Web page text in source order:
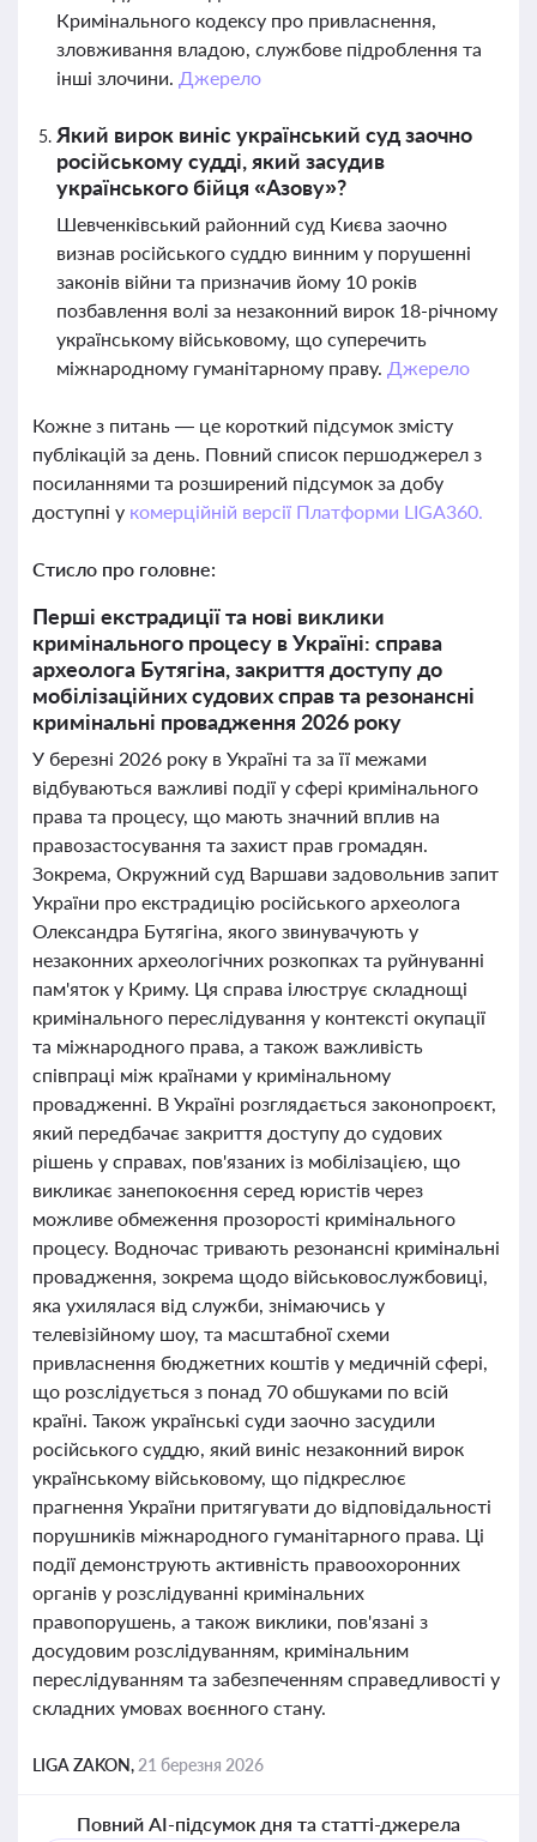
Кримінального кодексу про привласнення,
зловживання владою, службове підроблення та
інші злочини. Джерело
Який вирок виніс український суд заочно
російському судді, який засудив
українського бійця «Азову»?
Шевченківський районний суд Києва заочно
визнав російського суддю винним у порушенні
законів війни та призначив йому 10 років
позбавлення волі за незаконний вирок 18-річному
українському військовому, що суперечить
міжнародному гуманітарному праву. Джерело
Кожне з питань — це короткий підсумок змісту
публікацій за день. Повний список першоджерел з
посиланнями та розширений підсумок за добу
доступні у комерційній версії Платформи LIGA360.
Стисло про головне:
Перші екстрадиції та нові виклики
кримінального процесу в Україні: справа
археолога Бутягіна, закриття доступу до
мобілізаційних судових справ та резонансні
кримінальні провадження 2026 року
У березні 2026 року в Україні та за її межами
відбуваються важливі події у сфері кримінального
права та процесу, що мають значний вплив на
правозастосування та захист прав громадян.
Зокрема, Окружний суд Варшави задовольнив запит
України про екстрадицію російського археолога
Олександра Бутягіна, якого звинувачують у
незаконних археологічних розкопках та руйнуванні
пам'яток у Криму. Ця справа ілюструє складнощі
кримінального переслідування у контексті окупації
та міжнародного права, а також важливість
співпраці між країнами у кримінальному
провадженні. В Україні розглядається законопроєкт,
який передбачає закриття доступу до судових
рішень у справах, пов'язаних із мобілізацією, що
викликає занепокоєння серед юристів через
можливе обмеження прозорості кримінального
процесу. Водночас тривають резонансні кримінальні
провадження, зокрема щодо військовослужбовиці,
яка ухилялася від служби, знімаючись у
телевізійному шоу, та масштабної схеми
привласнення бюджетних коштів у медичній сфері,
що розслідується з понад 70 обшуками по всій
країні. Також українські суди заочно засудили
російського суддю, який виніс незаконний вирок
українському військовому, що підкреслює
прагнення України притягувати до відповідальності
порушників міжнародного гуманітарного права. Ці
події демонструють активність правоохоронних
органів у розслідуванні кримінальних
правопорушень, а також виклики, пов'язані з
досудовим розслідуванням, кримінальним
переслідуванням та забезпеченням справедливості у
складних умовах воєнного стану.
LIGA ZAKON, 21 березня 2026
Повний AI-підсумок дня та статті-джерела